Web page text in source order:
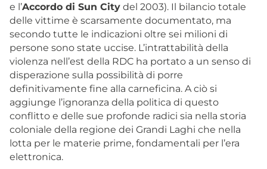
e l’Accordo di Sun City del 2003). Il bilancio totale
delle vittime è scarsamente documentato, ma
secondo tutte le indicazioni oltre sei milioni di
persone sono state uccise. L’intrattabilità della
violenza nell’est della RDC ha portato a un senso di
disperazione sulla possibilità di porre
definitivamente fine alla carneficina. A ciò si
aggiunge l’ignoranza della politica di questo
conflitto e delle sue profonde radici sia nella storia
coloniale della regione dei Grandi Laghi che nella
lotta per le materie prime, fondamentali per l’era
elettronica.